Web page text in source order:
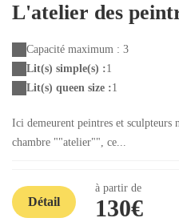
L'atelier des
Capacité maximum : 3
Lit(s) simple(s) :1
Lit(s) queen size :1
Ici demeurent peintres et sculpteurs
chambre ""atelier"", ce...
Détail
à partir de
130€